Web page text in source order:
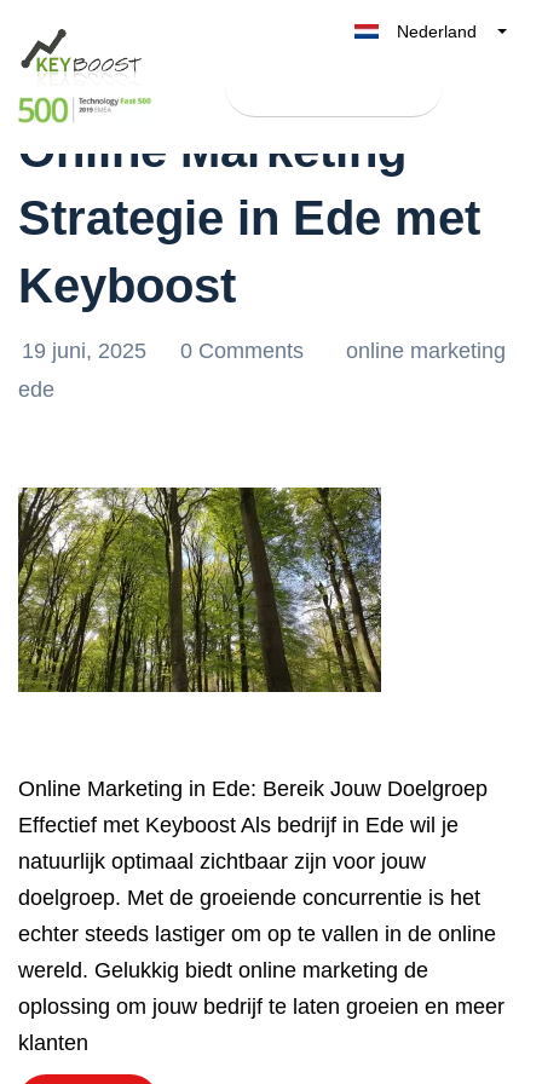
Nederland
België
UK
Optimaliseer Jouw
Online Marketing
Strategie in Ede met
Keyboost
19 juni, 2025 0 Comments
online marketing
ede
Online Marketing in Ede: Bereik Jouw Doelgroep
Effectief met Keyboost Als bedrijf in Ede wil je
natuurlijk optimaal zichtbaar zijn voor jouw
doelgroep. Met de groeiende concurrentie is het
echter steeds lastiger om op te vallen in de online
wereld. Gelukkig biedt online marketing de
oplossing om jouw bedrijf te laten groeien en meer
klanten